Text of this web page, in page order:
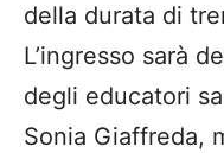
della durata di
L’ingresso sarà
degli educatori
Sonia Giaffreda,